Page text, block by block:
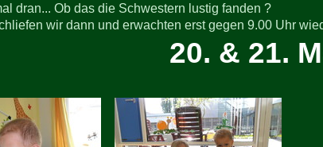
dran... Ob das die Schwestern lustig fanden ?
wir dann und erwachten erst gegen 9.00 Uhr
20. & 21.